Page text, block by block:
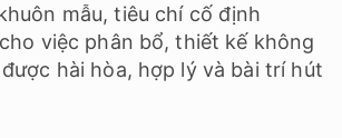
mẫu, tiêu chí cố định
việc phân bổ, thiết kế không
hài hòa, hợp lý và bài trí hút